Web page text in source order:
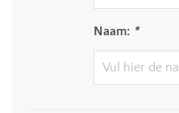
Naam: *